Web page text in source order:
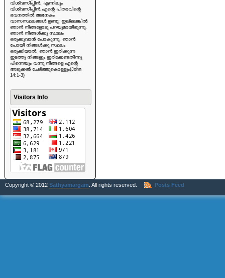
വിശ്വസിപ്പിൻ, എന്നിലും
വിശ്വസിപ്പിൻ.എന്റെ പിതാവിന്റെ
ഭവനത്തിൽ അനേകം
വാസസ്ഥലങ്ങൾ ഉണ്ടു; ഇല്ലെങ്കിൽ
ഞാൻ നിങ്ങളോടു പറയുമായിരുന്നു.
ഞാൻ നിങ്ങൾക്കു സ്ഥലം
ഒരുക്കുവാൻ പോകുന്നു. ഞാൻ
പോയി നിങ്ങൾക്കു സ്ഥലം
ഒരുക്കിയാൽ, ഞാൻ ഇരിക്കുന്ന
ഇടത്തു നിങ്ങളും ഇരിക്കേണ്ടതിന്നു
പിന്നെയും വന്നു നിങ്ങളെ എന്റെ
അടുക്കൽ ചേർത്തുകൊള്ളും(John
14:1-3)
Visitors Info
Copyright © 2012 Sathyamargam . All rights reserved. Posts Feed